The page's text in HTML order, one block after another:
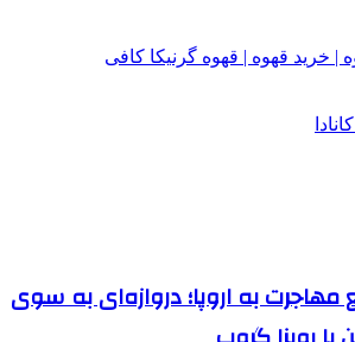
| خرید قهوه | قهوه گرنیکا کافی
مهاجرت به اروپا؛ دروازه‌ای به سوی